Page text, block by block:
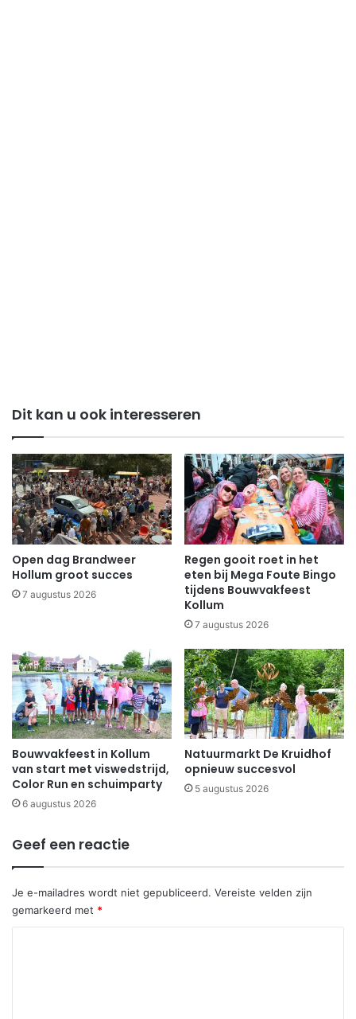
Dit kan u ook interesseren
Open dag Brandweer
Hollum groot succes
7 augustus 2026
Regen gooit roet in het
eten bij Mega Foute Bingo
tijdens Bouwvakfeest
Kollum
7 augustus 2026
Bouwvakfeest in Kollum
van start met viswedstrijd,
Color Run en schuimparty
6 augustus 2026
Natuurmarkt De Kruidhof
opnieuw succesvol
5 augustus 2026
Geef een reactie
Je e-mailadres wordt niet gepubliceerd. Vereiste velden zijn
gemarkeerd met *